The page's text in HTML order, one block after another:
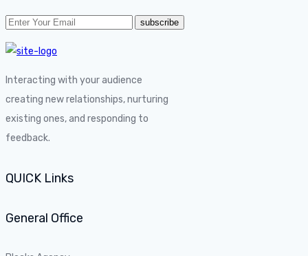
Interacting with your audience
creating new relationships, nurturing
existing ones, and responding to
feedback.
QUICK Links
General Office